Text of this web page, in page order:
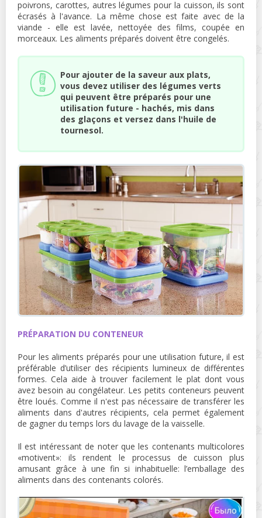
poivrons, carottes, autres légumes pour la cuisson, ils sont
écrasés à l'avance. La même chose est faite avec de la
viande - elle est lavée, nettoyée des films, coupée en
morceaux. Les aliments préparés doivent être congelés.
Pour ajouter de la saveur aux plats,
vous devez utiliser des légumes verts
qui peuvent être préparés pour une
utilisation future - hachés, mis dans
des glaçons et versez dans l'huile de
tournesol.
PRÉPARATION DU CONTENEUR
Pour les aliments préparés pour une utilisation future, il est
préférable d’utiliser des récipients lumineux de différentes
formes. Cela aide à trouver facilement le plat dont vous
avez besoin au congélateur. Les petits conteneurs peuvent
être loués. Comme il n'est pas nécessaire de transférer les
aliments dans d'autres récipients, cela permet également
de gagner du temps lors du lavage de la vaisselle.
Il est intéressant de noter que les contenants multicolores
«motivent»: ils rendent le processus de cuisson plus
amusant grâce à une fin si inhabituelle: l’emballage des
aliments dans des contenants colorés.